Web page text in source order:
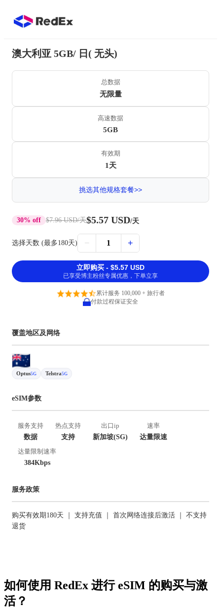
澳大利亚 5GB/ 日( 无头)
总数据
无限量
高速数据
5GB
有效期
1天
挑选其他规格套餐>>
30% off $7.96 USD/天$5.57 USD/天
选择天数 (最多180天) − 1 +
立即购买 - $5.57 USD
已享受博主粉丝专属优惠，下单立享
累计服务 100,000 + 旅行者
付款过程保证安全
覆盖地区及网络
Optus5G Telstra5G
eSIM参数
服务支持
数据
热点支持
支持
出口ip
新加坡(SG)
速率
达量限速
达量限制速率
384Kbps
服务政策
购买有效期180天 ｜ 支持充值 ｜ 首次网络连接后激活 ｜ 不支持
退货
如何使用 RedEx 进行 eSIM 的购买与激
活？